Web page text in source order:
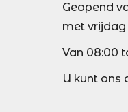
Geopend
met vrijdag
Van 08:00
U kunt ons